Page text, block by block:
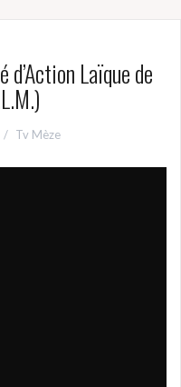
Laïque de
Tv Mèze